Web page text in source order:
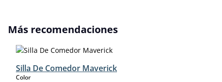
Omitir la galería de productos
Más recomendaciones
Silla De Comedor Maverick
Colorselect